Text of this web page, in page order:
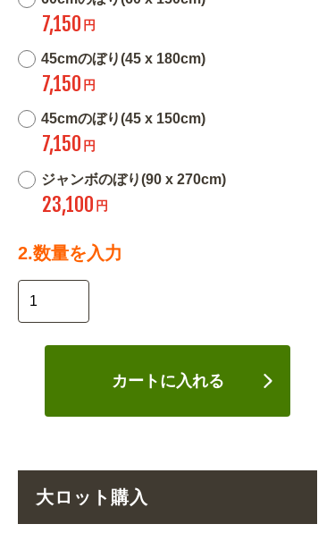
7,150 円
45cmのぼり(45 x 180cm)
7,150 円
45cmのぼり(45 x 150cm)
7,150 円
ジャンボのぼり(90 x 270cm)
23,100 円
2.数量を入力
カートに入れる
大ロット購入